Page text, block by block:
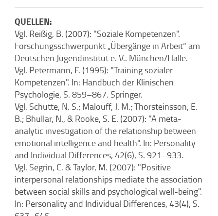
QUELLEN:
Vgl. Reißig, B. (2007): "Soziale Kompetenzen".
Forschungsschwerpunkt „Übergänge in Arbeit“ am
Deutschen Jugendinstitut e. V.. München/Halle.
Vgl. Petermann, F. (1995): "Training sozialer
Kompetenzen". In: Handbuch der Klinischen
Psychologie, S. 859–867. Springer.
Vgl. Schutte, N. S.; Malouff, J. M.; Thorsteinsson, E.
B.; Bhullar, N., & Rooke, S. E. (2007): "A meta-
analytic investigation of the relationship between
emotional intelligence and health". In: Personality
and Individual Differences, 42(6), S. 921–933.
Vgl. Segrin, C. & Taylor, M. (2007): "Positive
interpersonal relationships mediate the association
between social skills and psychological well-being".
In: Personality and Individual Differences, 43(4), S.